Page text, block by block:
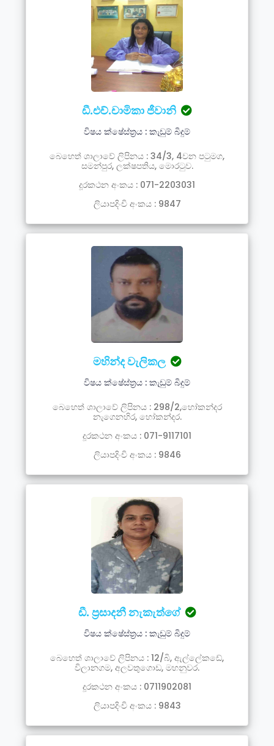
ඩී.එච්.චාමිකා ජීවානි
විෂය ක්ෂේස්ත්‍රය : කැඩුම් බිදුම්
බෙහෙත් ශාලාවේ ලිපිනය : 34/3, 4වන පටුමග,
සමන්පුර, ලක්ෂපතිය, මොරටුව.
දූරකථන අංකය : 071-2203031
ලියාපදිංචි අංකය : 9847
මහින්ද වැලිකල
විෂය ක්ෂේස්ත්‍රය : කැඩුම් බිදුම්
බෙහෙත් ශාලාවේ ලිපිනය : 298/2,හෝකන්දර
නැගෙනහිර, හෝකන්දර.
දූරකථන අංකය : 071-9117101
ලියාපදිංචි අංකය : 9846
ඩී. ප්‍රසාදනී නැකැත්ගේ
විෂය ක්ෂේස්ත්‍රය : කැඩුම් බිදුම්
බෙහෙත් ශාලාවේ ලිපිනය : 12/බි, ඇල්ලේකඩේ,
විලානගම, අලවතුගොඩ, මහනුවර.
දූරකථන අංකය : 0711902081
ලියාපදිංචි අංකය : 9843